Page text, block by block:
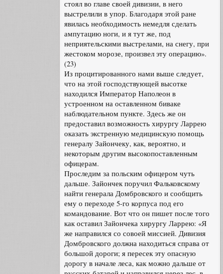
стоял во главе своей дивизии, в него
выстрелили в упор. Благодаря этой ране
явилась необходимость немедля сделать
ампутацию ноги, и я тут же, под
неприятельскими выстрелами, на снегу, при
жестоком морозе, произвел эту операцию».
(23)
Из процитированного нами выше следует,
что на этой господствующей высотке
находился Император Наполеон в
устроенном на оставленном биваке
наблюдательном пункте. Здесь же он
предоставил возможность хирургу Ларрею
оказать экстренную медицинскую помощь
генералу Зайончеку, как, вероятно, и
некоторым другим высокопоставленным
офицерам.
Проследим за польским офицером чуть
дальше. Зайончек поручил Фальковскому
найти генерала Домбровского и сообщить
ему о переходе 5-го корпуса под его
командование. Вот что он пишет после того
как оставил Зайончека хирургу Ларрею: «Я
же направился со совоей миссией. Дивизия
Домбровского должна находиться справа от
большой дороги; я пересек эту опасную
дорогу в начале леса, как можно дальше от